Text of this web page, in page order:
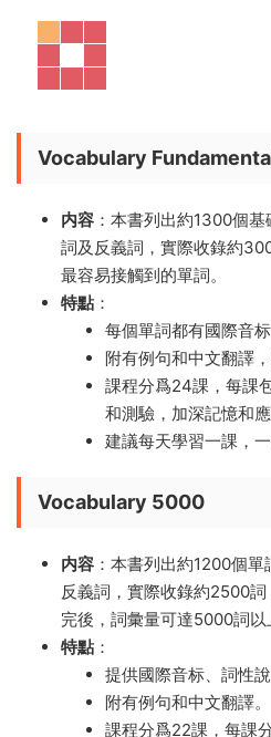
Vocabulary
内容 ：本書列出約1300個
詞及反義詞，實際收錄約
最容易接觸到的單詞。
特點 ：
每個單詞都有國際音
附有例句和中文翻譯
課程分爲24課，每課
和測驗，加深記憶和應
建議每天學習一課，
Vocabulary 5000
内容 ：本書列出約1200個
反義詞，實際收錄約2500
完後，詞彙量可達5000詞以
特點 ：
提供國際音标、詞性
附有例句和中文翻譯。
課程分爲22課，每課